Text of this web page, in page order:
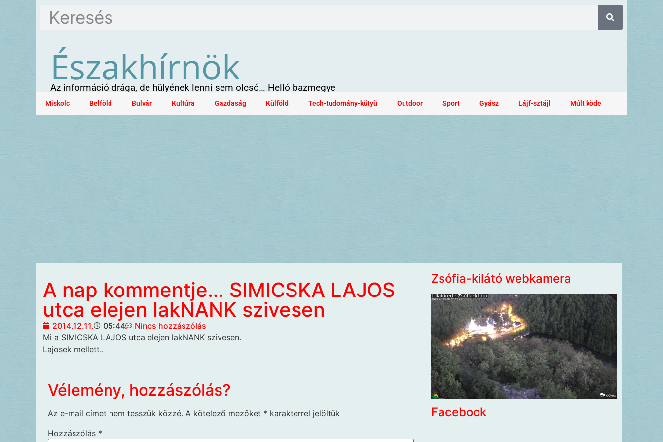
Északhírnök
Az információ drága, de hülyének lenni sem olcsó… Helló bazmegye
Miskolc Belföld Bulvár Kultúra Gazdaság Külföld Tech-tudomány-kütyü Outdoor Sport Gyász Lájf-sztájl Múlt köde
A nap kommentje… SIMICSKA LAJOS
utca elejen lakNANK szivesen
2014.12.11. 05:44
Nincs hozzászólás
Mi a SIMICSKA LAJOS utca elejen lakNANK szivesen.
Lajosek mellett..
Vélemény, hozzászólás?
Az e-mail címet nem tesszük közzé. A kötelező mezőket * karakterrel jelöltük
Hozzászólás *
Zsófia-kilátó webkamera
Facebook